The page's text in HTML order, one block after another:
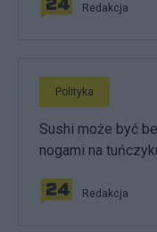
Redakcja
Polityka
Sushi może być
nogami na
Redakcja